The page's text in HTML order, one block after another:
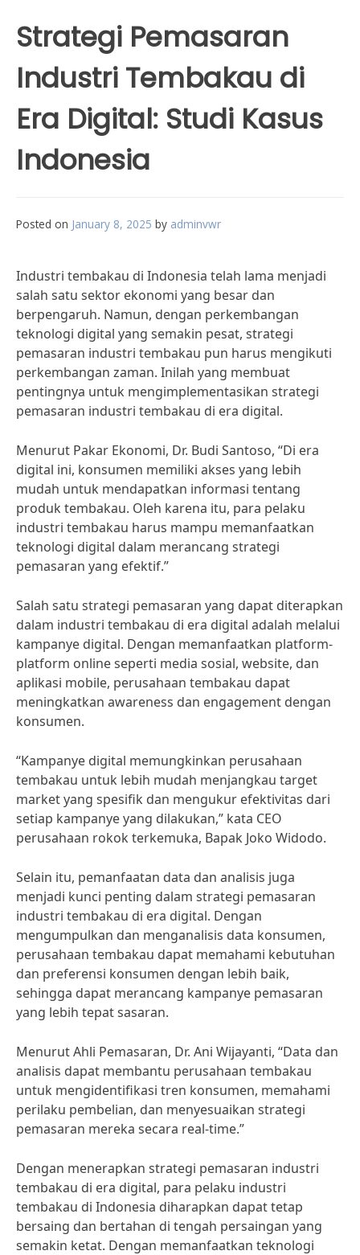
Strategi Pemasaran
Industri Tembakau di
Era Digital: Studi Kasus
Indonesia
Posted on January 8, 2025 by adminvwr
Industri tembakau di Indonesia telah lama menjadi
salah satu sektor ekonomi yang besar dan
berpengaruh. Namun, dengan perkembangan
teknologi digital yang semakin pesat, strategi
pemasaran industri tembakau pun harus mengikuti
perkembangan zaman. Inilah yang membuat
pentingnya untuk mengimplementasikan strategi
pemasaran industri tembakau di era digital.
Menurut Pakar Ekonomi, Dr. Budi Santoso, “Di era
digital ini, konsumen memiliki akses yang lebih
mudah untuk mendapatkan informasi tentang
produk tembakau. Oleh karena itu, para pelaku
industri tembakau harus mampu memanfaatkan
teknologi digital dalam merancang strategi
pemasaran yang efektif.”
Salah satu strategi pemasaran yang dapat diterapkan
dalam industri tembakau di era digital adalah melalui
kampanye digital. Dengan memanfaatkan platform-
platform online seperti media sosial, website, dan
aplikasi mobile, perusahaan tembakau dapat
meningkatkan awareness dan engagement dengan
konsumen.
“Kampanye digital memungkinkan perusahaan
tembakau untuk lebih mudah menjangkau target
market yang spesifik dan mengukur efektivitas dari
setiap kampanye yang dilakukan,” kata CEO
perusahaan rokok terkemuka, Bapak Joko Widodo.
Selain itu, pemanfaatan data dan analisis juga
menjadi kunci penting dalam strategi pemasaran
industri tembakau di era digital. Dengan
mengumpulkan dan menganalisis data konsumen,
perusahaan tembakau dapat memahami kebutuhan
dan preferensi konsumen dengan lebih baik,
sehingga dapat merancang kampanye pemasaran
yang lebih tepat sasaran.
Menurut Ahli Pemasaran, Dr. Ani Wijayanti, “Data dan
analisis dapat membantu perusahaan tembakau
untuk mengidentifikasi tren konsumen, memahami
perilaku pembelian, dan menyesuaikan strategi
pemasaran mereka secara real-time.”
Dengan menerapkan strategi pemasaran industri
tembakau di era digital, para pelaku industri
tembakau di Indonesia diharapkan dapat tetap
bersaing dan bertahan di tengah persaingan yang
semakin ketat. Dengan memanfaatkan teknologi